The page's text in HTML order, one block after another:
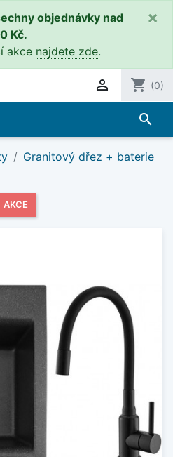
objednávky nad
Kč.
akce najdete zde.
×
 shopping_cart (0)
search
Granitový dřez + baterie
AKCE